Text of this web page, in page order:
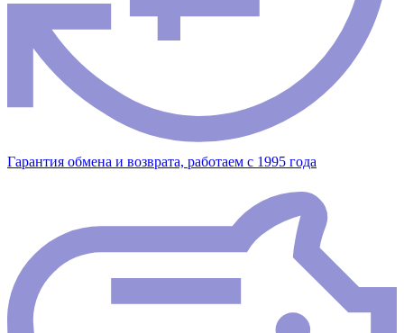
Гарантия обмена и возврата, работаем с 1995 года